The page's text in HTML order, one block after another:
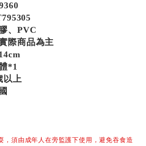
、PVC
際商品為主
*1
以上
，須由成年人在旁監護下使用，避免吞食造